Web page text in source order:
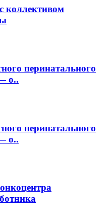
коллективом
перинатального
о..
перинатального
о..